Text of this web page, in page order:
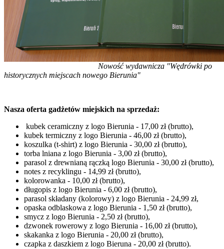
Nowość wydawnicza "Wędrówki po
historycznych miejscach nowego Bierunia"
Nasza oferta gadżetów miejskich na sprzedaż:
kubek ceramiczny z logo Bierunia - 17,00 zł (brutto),
kubek termiczny z logo Bierunia - 46,00 zł (brutto),
koszulka (t-shirt) z logo Bierunia - 30,00 zł (brutto),
torba lniana z logo Bierunia - 3,00 zł (brutto),
parasol z drewnianą rączką logo Bierunia - 30,00 zł (brutto),
notes z recyklingu - 14,99 zł (brutto),
kolorowanka - 10,00 zł (brutto),
długopis z logo Bierunia - 6,00 zł (brutto),
parasol składany (kolorowy) z logo Bierunia - 24,99 zł,
opaska odblaskowa z logo Bierunia - 1,50 zł (brutto),
smycz z logo Bierunia - 2,50 zł (brutto),
dzwonek rowerowy z logo Bierunia - 16,00 zł (brutto),
skakanka z logo Bierunia - 20,00 zł (brutto),
czapka z daszkiem z logo Bieruna - 20,00 zł (brutto).